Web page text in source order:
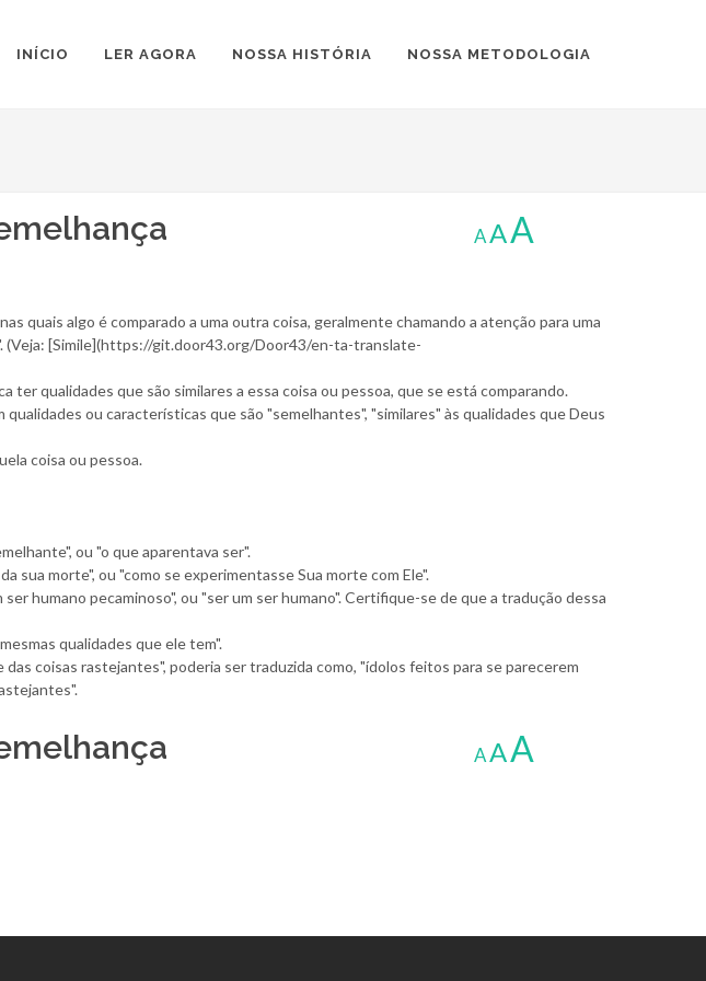
INÍCIO LER AGORA NOSSA HISTÓRIA NOSSA METODOLOGIA
AAA
quais algo é comparado a uma outra coisa, geralmente chamando a atenção para uma
(Veja: [Simile](https://git.door43.org/Door43/en-ta-translate-
qualidades que são similares a essa coisa ou pessoa, que se está comparando.
ou características que são "semelhantes", "similares" às qualidades que Deus
coisa ou pessoa.
ou "o que aparentava ser".
sua morte", ou "como se experimentasse Sua morte com Ele".
humano pecaminoso", ou "ser um ser humano". Certifique-se de que a tradução dessa
qualidades que ele tem".
coisas rastejantes", poderia ser traduzida como, "ídolos feitos para se parecerem
AAA